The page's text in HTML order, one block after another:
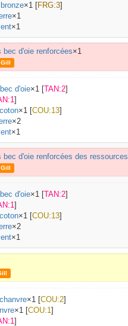
×1 [FRG:3]
×1
×1
bec d'oie renforcées×1
d'oie×1 [TAN:2]
]
×1 [COU:13]
×2
×1
bec d'oie renforcées des ressources
d'oie×1 [TAN:2]
]
×1 [COU:13]
×2
×1
×1 [COU:2]
×1 [COU:1]
]